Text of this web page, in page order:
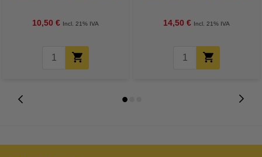
10,50 € Incl. 21% IVA 14,50 € Incl. 21% IVA